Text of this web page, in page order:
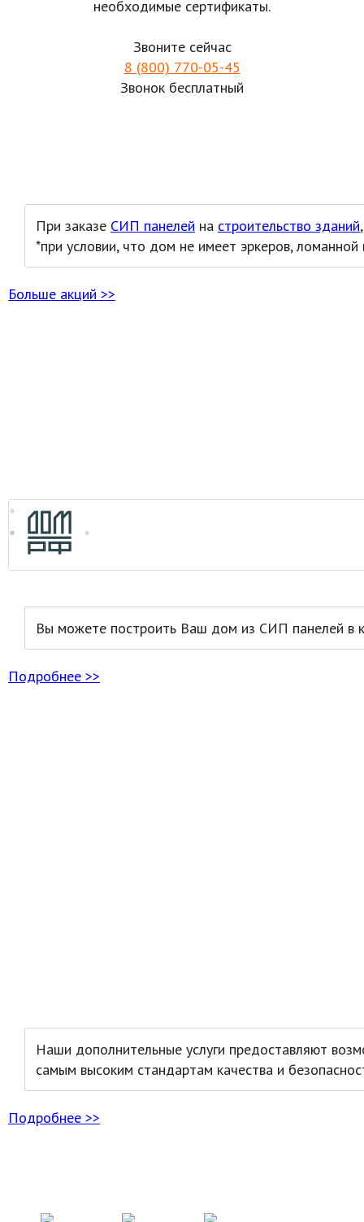
необходимые сертификаты.
Звоните сейчас
8 (800) 770-05-45
Звонок бесплатный
При заказе СИП панелей на строительство зданий
*при условии, что дом не имеет эркеров,
Больше акций >>
Вы можете построить Ваш дом из СИП панелей в
Подробнее >>
Наши дополнительные услуги предоставляют
самым высоким стандартам качества и
Подробнее >>